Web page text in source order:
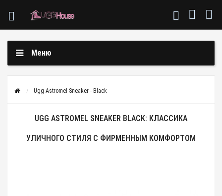
Меню
Ugg Astromel Sneaker - Black
UGG ASTROMEL SNEAKER BLACK: КЛАССИКА
УЛИЧНОГО СТИЛЯ С ФИРМЕННЫМ КОМФОРТОМ